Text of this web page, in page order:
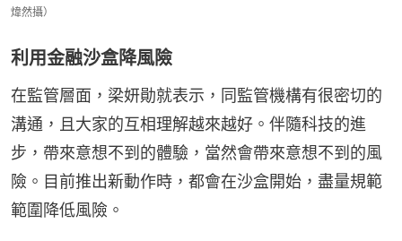
煒然攝）
利用金融沙盒降風險
在監管層面，梁妍勛就表示，同監管機構有很密切的
溝通，且大家的互相理解越來越好。伴隨科技的進
步，帶來意想不到的體驗，當然會帶來意想不到的風
險。目前推出新動作時，都會在沙盒開始，盡量規範
範圍降低風險。